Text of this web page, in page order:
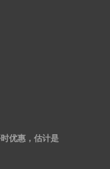
优惠，估计是